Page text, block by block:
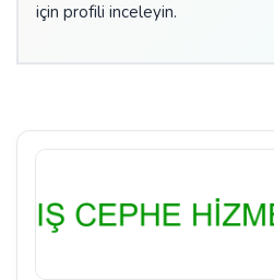
için profili inceleyin.